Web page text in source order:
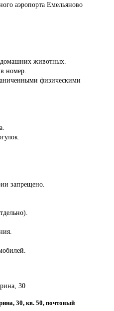
аэропорта Емельяново
домашних животных.
номер.
физическими
запрещено.
30
30, кв. 50, почтовый